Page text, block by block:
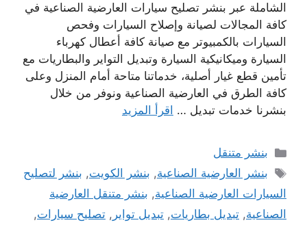
الشاملة عبر بنشر تصليح سيارات العارضية الصناعية في
كافة المجالات لصيانة وإصلاح السيارات وفحص
السيارات بالكمبيوتر مع صيانة كافة أعطال كهرباء
السيارة وميكانيكية السيارة وتبديل التواير والبطاريات مع
تأمين قطع غيار أصلية، خدماتنا متاحة أمام المنزل وعلى
كافة الطرق في العارضية الصناعية ونوفر من خلال
بنشرنا خدمات تبديل … اقرأ المزيد
التصنيفات
بنشر متنقل
الوسوم
بنشر العارضية الصناعية, بنشر الكويت, بنشر لتصليح
السيارات العارضية الصناعية, بنشر متنقل العارضية
الصناعية, تبديل بطاريات, تبديل تواير , تصليح سيارات,